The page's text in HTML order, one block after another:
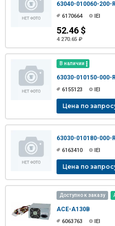
63040-010060-200-
6170664 IEI
52.46 $
4 270.65 ₽
В наличии
63030-010150-000-
6155123 IEI
Цена по
63030-010180-000-
6163410 IEI
Цена по
Доступно к заказу
ACE-A130B
6063763 IEI